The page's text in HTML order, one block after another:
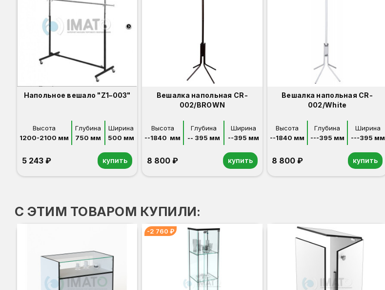
Напольное вешало "Z1–003"
Высота
1200-2100 мм
Глубина
750 мм
Ширина
500 мм
5 243 ₽ купить
Вешалка напольная CR-
002/BROWN
Высота
--1840  мм
Глубина
-- 395 мм
Ширина
--395 мм
8 800 ₽ купить
Вешалка напольная CR-
002/White
Высота
--1840 мм
Глубина
---395 мм
Ширина
---395 мм
8 800 ₽ купить
С ЭТИМ ТОВАРОМ КУПИЛИ:
-2 760 ₽